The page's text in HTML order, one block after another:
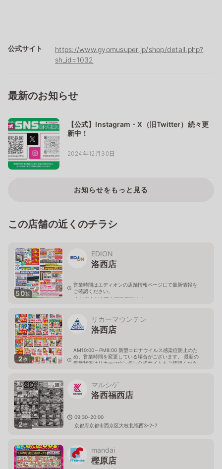
公式サイト
https://www.gyomusuper.jp/shop/detail.php?
sh_id=1032
最新のお知らせ
【公式】Instagram・X（旧Twitter）続々更
新中！
2024年12月30日
お知らせをもっと見る
この店舗の近くのチラシ
50枚
EDION
洛西店
営業時間はエディオンの店舗情報ページにて最新情報を
ご確認ください。
京都府京都市西京区樫原芋峠19-1
2枚
リカーマウンテン
洛西店
AM10:00～PM8:00 新型コロナウイルス感染症防止のた
め、営業時間を変更している場合がございます。 最新の
営業状況はリカーマウンテン公式サイトをご確認くださ
2枚
マルシゲ
洛西福西店
09:30-20:00
京都府京都市西京区大枝北福西3-2-7
mandai
樫原店